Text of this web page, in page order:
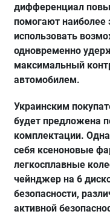
дифференциал
помогают наиболее
использовать
одновременно
максимальный
автомобилем.
Украинским
будет предложена
комплектации.
себя ксеноновые
легкосплавные
чейнджер на 6
безопасности,
активной